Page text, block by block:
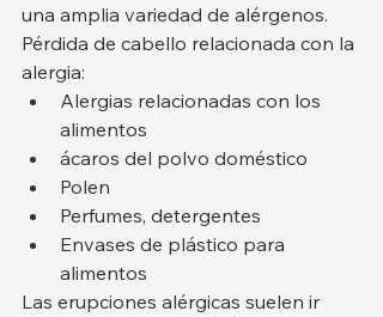
una amplia variedad de alérgenos.
Pérdida de cabello relacionada con la
alergia:
Alergias relacionadas con los
alimentos
ácaros del polvo doméstico
Polen
Perfumes, detergentes
Envases de plástico para
alimentos
Las erupciones alérgicas suelen ir